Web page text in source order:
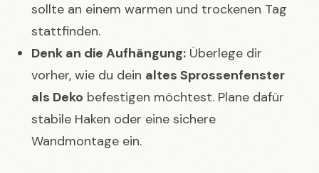
sollte an einem warmen und trockenen Tag
stattfinden.
Denk an die Aufhängung: Überlege dir
vorher, wie du dein altes Sprossenfenster
als Deko befestigen möchtest. Plane dafür
stabile Haken oder eine sichere
Wandmontage ein.